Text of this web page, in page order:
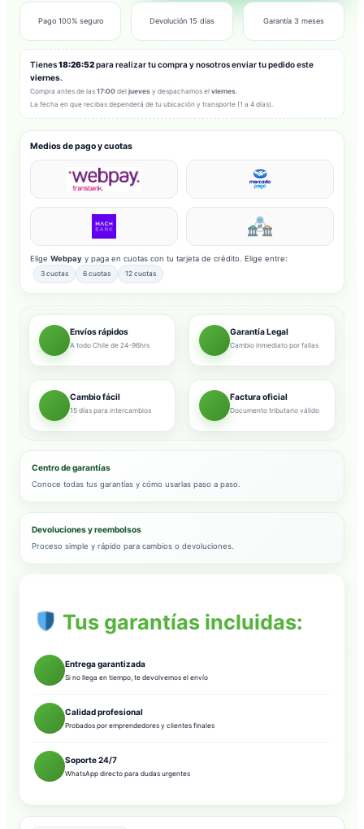
Pago 100% seguro Devolución 15 días Garantía 3 meses
Tienes18:26:50para realizar tu compra y nosotros enviar tu pedido este
viernes.
Compra antes de las 17:00 del jueves y despachamos el viernes
La fecha en que recibas dependerá de tu ubicación y transporte (1 a 4 días).
Medios de pago y cuotas
Elige Webpay y paga en cuotas con tu tarjeta de crédito. Elige entre:
3 cuotas 6 cuotas 12 cuotas
Envíos rápidos
A todo Chile de 24-96hrs
Garantía Legal
Cambio inmediato por fallas
Cambio fácil
15 días para intercambios
Factura oficial
Documento tributario válido
Centro de garantías
Conoce todas tus garantías y cómo usarlas paso a paso.
Devoluciones y reembolsos
Proceso simple y rápido para cambios o devoluciones.
Tus garantías incluidas:
Entrega garantizada
Si no llega en tiempo, te devolvemos el envío
Calidad profesional
Probados por emprendedores y clientes finales
Soporte 24/7
WhatsApp directo para dudas urgentes